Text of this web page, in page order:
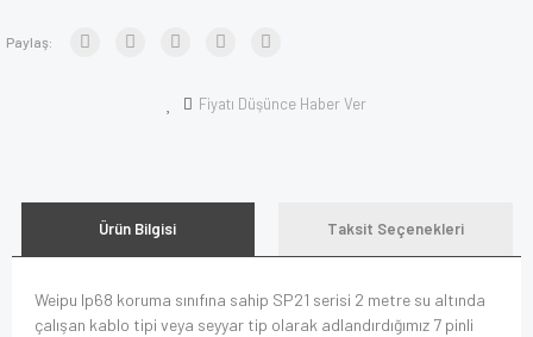
Paylaş:
Fiyatı Düşünce Haber Ver
Ürün Bilgisi Taksit Seçenekleri
Weipu Ip68 koruma sınıfına sahip SP21 serisi 2 metre su altında
çalışan kablo tipi veya seyyar tip olarak adlandırdığımız 7 pinli